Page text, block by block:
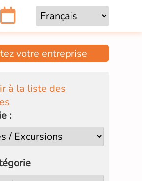
votre entreprise
à la liste des
: